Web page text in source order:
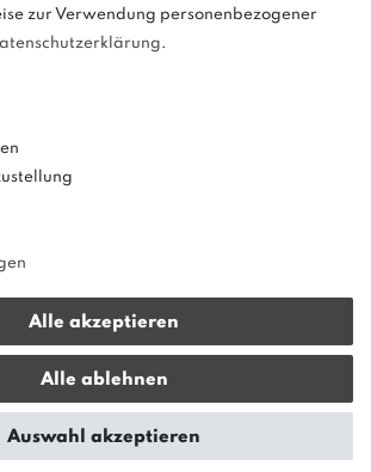
zur Verwendung personenbezogener
.
Alle akzeptieren
Alle ablehnen
Auswahl akzeptieren
Preisermäßigung, sondern lediglich
zur unverbindlichen
seitens des Herstellers dar.
bonvenon / Alle Rechte vorbehalten / Realisation